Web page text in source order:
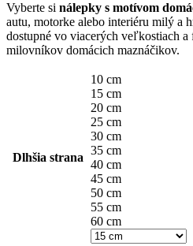
Vyberte si nálepky s motívom
autu, motorke alebo interiéru milý a
dostupné vo viacerých veľkostiach a
milovníkov domácich maznáčikov.
Dlhšia strana
10 cm
15 cm
20 cm
25 cm
30 cm
35 cm
40 cm
45 cm
50 cm
55 cm
60 cm